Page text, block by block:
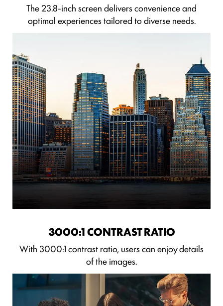
The 23.8-inch screen delivers convenience and
optimal experiences tailored to diverse needs.
3000:1 CONTRAST RATIO
With 3000:1 contrast ratio, users can enjoy details
of the images.